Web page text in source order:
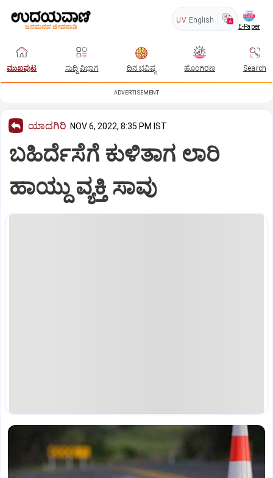
UV English
E-Paper
ಮುಖಪುಟ ಸುದ್ದಿ ವಿಭಾಗ ದಿನ ಭವಿಷ್ಯ ಹೊಂಗಿರಣ Search
ADVERTISEMENT
ಯಾದಗಿರಿ NOV 6, 2022, 8:35 PM IST
ಬಹಿರ್ದೆಸೆಗೆ ಕುಳಿತಾಗ ಲಾರಿ
ಹಾಯ್ದು ವ್ಯಕ್ತಿ ಸಾವು